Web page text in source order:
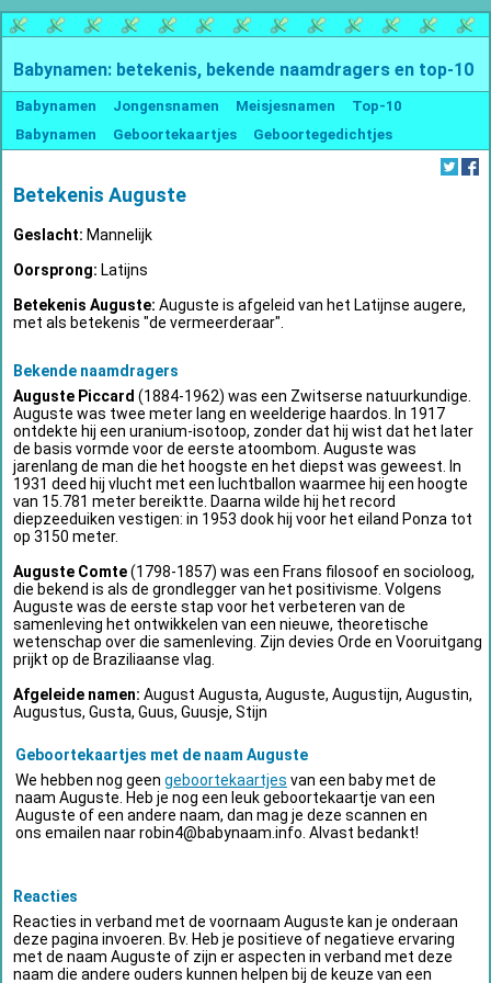
Babynamen: betekenis, bekende naamdragers en top-10
Babynamen Jongensnamen Meisjesnamen
Top-10
Babynamen
Geboortekaartjes Geboortegedichtjes
Betekenis Auguste
Geslacht: Mannelijk
Oorsprong: Latijns
Betekenis Auguste: Auguste is afgeleid van het Latijnse augere,
met als betekenis "de vermeerderaar".
Bekende naamdragers
Auguste Piccard (1884-1962) was een Zwitserse natuurkundige.
Auguste was twee meter lang en weelderige haardos. In 1917
ontdekte hij een uranium-isotoop, zonder dat hij wist dat het later
de basis vormde voor de eerste atoombom. Auguste was
jarenlang de man die het hoogste en het diepst was geweest. In
1931 deed hij vlucht met een luchtballon waarmee hij een hoogte
van 15.781 meter bereiktte. Daarna wilde hij het record
diepzeeduiken vestigen: in 1953 dook hij voor het eiland Ponza tot
op 3150 meter.
Auguste Comte(1798-1857) was een Frans filosoof en socioloog,
die bekend is als de grondlegger van het positivisme. Volgens
Auguste was de eerste stap voor het verbeteren van de
samenleving het ontwikkelen van een nieuwe, theoretische
wetenschap over die samenleving. Zijn devies Orde en Vooruitgang
prijkt op de Braziliaanse vlag.
Afgeleide namen: August Augusta, Auguste, Augustijn, Augustin,
Augustus, Gusta, Guus, Guusje, Stijn
Geboortekaartjes met de naam Auguste
We hebben nog geen geboortekaartjes van een baby met de
naam Auguste. Heb je nog een leuk geboortekaartje van een
Auguste of een andere naam, dan mag je deze scannen en
ons emailen naarrobin4@babynaam.info . Alvast bedankt!
Reacties
Reacties in verband met de voornaam Auguste kan je onderaan
deze pagina invoeren. Bv. Heb je positieve of negatieve ervaring
met de naam Auguste of zijn er aspecten in verband met deze
naam die andere ouders kunnen helpen bij de keuze van een